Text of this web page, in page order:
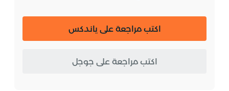
اكتب مراجعة على ياندكس
اكتب مراجعة على جوجل